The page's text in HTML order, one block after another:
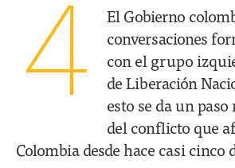
4
El Gobierno
conversaciones
con el grupo
de Liberación
esto se da un
del conflicto que
Colombia desde hace casi cinco